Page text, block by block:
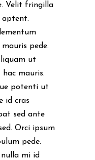
Velit fringilla
aptent.
pede.
ut
mauris.
potenti ut
id cras
sed ante
Orci ipsum
pede.
mi id